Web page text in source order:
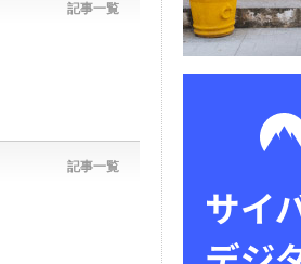
記事一覧
記事一覧